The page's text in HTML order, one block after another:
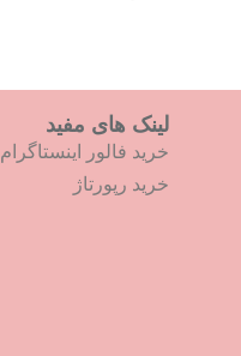
لینک های مفید
خرید فالور اینستاگرام
خرید رپورتاژ